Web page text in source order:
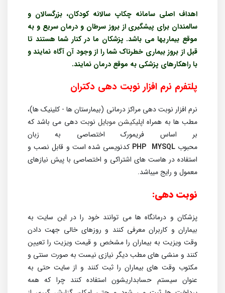
اهداف اصلی سامانه چکاپ سالانه کودکان، بزرگسالان و
سالمندان برای پیشگیری از بروز سرطان و درمان سریع و به
موقع بیماریها می باشد. پزشکان ما در کنار شما هستند تا
قبل از بروز بیماری خطرناک شما را از وجود آن آگاه نمایند و
با راهکارهای پزشکی به موقع درمان نمایند.
پلتفرم نرم افزار نوبت دهی دکتران
نرم افزار نوبت دهی مراکز درمانی (بیمارستان ها - کلینیک ها)،
مطب ها به همراه اپلیکیشن موبایل نوبت دهی می باشد که
بر اساس فریمورک اختصاصی به زبان
محبوب
PHP MYSQL
کدنویسی شده است و قابل نصب و
استفاده در هاست های اشتراکی و اختصاصی با پیش نیازهای
معمول و رایج میباشد.
نوبت دهی:
پزشکان و درمانگاه ها می توانند خود را در این سایت به
بیماران و کاربران معرفی کنند و روزهای خالی جهت دادن
وقت ویزیت به بیماران را مشخص و قیمت ویزیت را تعیین
کنند و منشی های مطب دیگر نیازی نیست به صورت سنتی و
مکتوب وقت های بیماران را ثبت کنند و از سایت حتی به
عنوان سیستم حسابداریشون استفاده کنند چرا که همه